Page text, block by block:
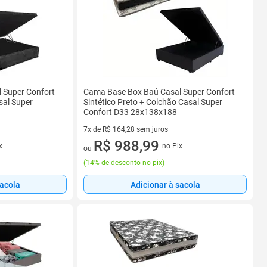
Super Confort
Super
Cama Base Box Baú Casal Super Confort
Sintético Preto + Colchão Casal Super
Confort D33 28x138x188
7x de R$ 164,28 sem juros
7 vez de R$ 164,28 sem juros
ou R$ 988,99 no Pix
(14% de desconto no pix)
Adicionar à sacola